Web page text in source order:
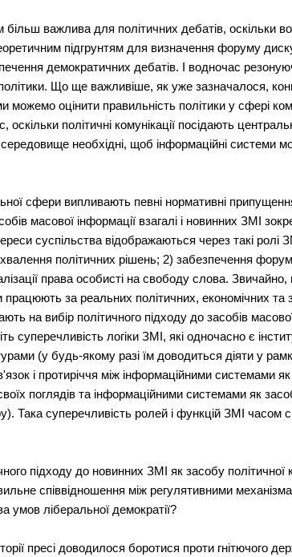
більш важлива для політичних дебатів, оскільки
підгрунтям для визначення форуму
демократичних дебатів. І водночас
Що ще важливіше, як уже зазначалося,
можемо оцінити правильність політики у сфері
оскільки політичні комунікації посідають
необхідні, щоб інформаційні системи
сфери випливають певні нормативні
масової інформації взагалі і новинних ЗМІ
суспільства відображаються через такі
політичних рішень; 2) забезпечення
права особисті на свободу слова.
працюють за реальних політичних, економічних
на вибір політичного підходу до засобів
суперечливість логіки ЗМІ, які одночасно є
(у будь-якому разі їм доводиться діяти у
і протиріччя між інформаційними системами
поглядів та інформаційними системами як
Така суперечливість ролей і функцій ЗМІ часом
підходу до новинних ЗМІ як засобу
співвідношення між регулятивними
умов ліберальної демократії?
пресі доводилося боротися проти гнітючого